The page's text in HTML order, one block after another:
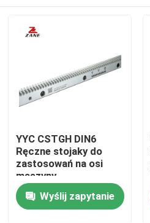
Dom
YYC CSTGH DIN6
Ręczne stojaky do
zastosowań na osi
maszyny
Wyślij zapytanie